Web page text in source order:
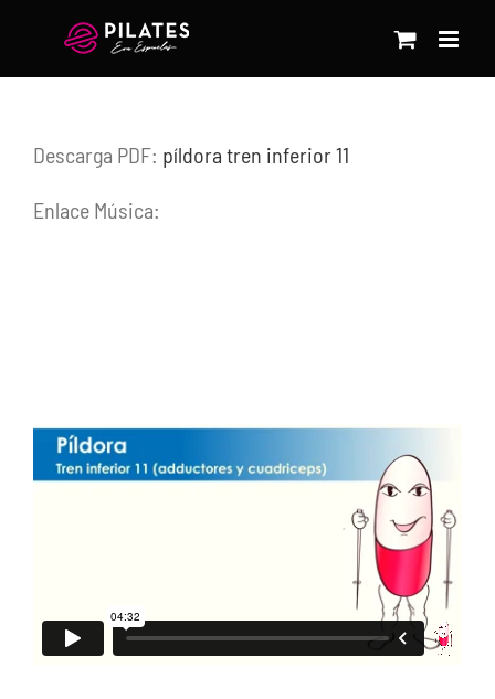
contenido
Descarga PDF: píldora tren inferior 11
Enlace Música: